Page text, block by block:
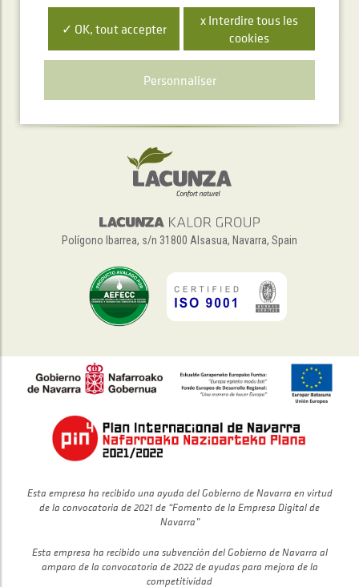
+34 948 563 511
Polígono Ibarrea, s/n 31800 Alsasua, Navarra, Spain
Esta empresa ha recibido una ayuda del Gobierno de Navarra en virtud
de la convocatoria de 2021 de “Fomento de la Empresa Digital de
Navarra”
Esta empresa ha recibido una subvención del Gobierno de Navarra al
amparo de la convocatoria de 2022 de ayudas para mejora de la
competitividad
✓ OK, tout accepter
x Interdire tous les
cookies
Personnaliser